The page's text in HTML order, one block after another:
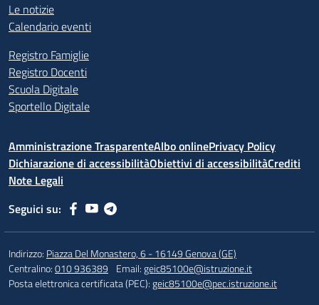
Le notizie
Calendario eventi
Registro Famiglie
Registro Docenti
Scuola Digitale
Sportello Digitale
Amministrazione TrasparenteAlbo onlinePrivacy Policy
Dichiarazione di accessibilitàObiettivi di accessibilitàCrediti
Note Legali
Seguici su:
Indirizzo: Piazza Del Monastero, 6 - 16149 Genova (GE)
Centralino:010 936389 Email:geic85100e@istruzione.it
Posta elettronica certificata (PEC):geic85100e@pec.istruzione.it